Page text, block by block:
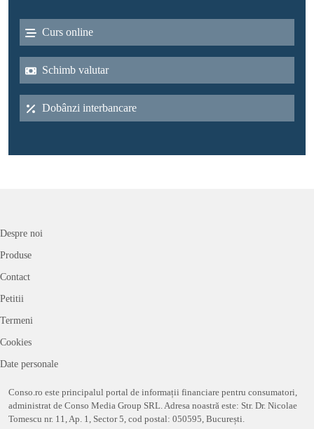
Curs online
Schimb valutar
Dobânzi interbancare
Despre noi
Produse
Contact
Petitii
Termeni
Cookies
Date personale
Conso.ro este principalul portal de informații financiare pentru consumatori,
administrat de Conso Media Group SRL. Adresa noastră este: Str. Dr. Nicolae
Tomescu nr. 11, Ap. 1, Sector 5, cod postal: 050595, București.